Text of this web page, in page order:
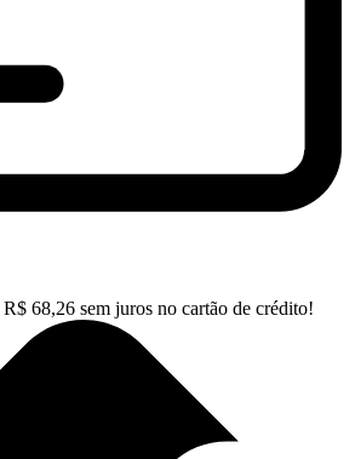
R$ 68,26 sem juros no cartão de crédito!